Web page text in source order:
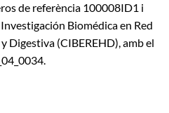
de referència 100008ID1 i
Biomédica en Red
Digestiva (CIBEREHD), amb el